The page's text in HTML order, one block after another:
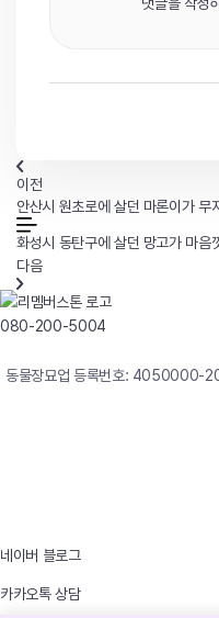
이전
안산시 원초로에 살던 마론이가 무
화성시 동탄구에 살던 망고가 마음
다음
080-200-5004
동물장묘업 등록번호: 4050000-
네이버 블로그
카카오톡 상담